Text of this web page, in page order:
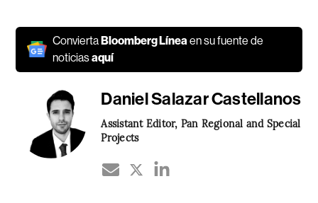
ConviertaBloomberg Línea en su fuente de
noticiasaquí
Daniel Salazar Castellanos
Assistant Editor, Pan Regional and Special
Projects